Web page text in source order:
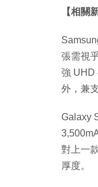
【相關
張需視
強 UHD
外，兼
Galaxy
對上一
厚度。